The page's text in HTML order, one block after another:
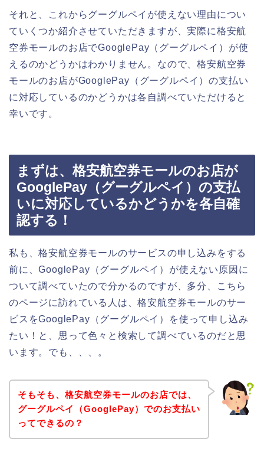
それと、これからグーグルペイが使えない理由につい
ていくつか紹介させていただきますが、実際に格安航
空券モールのお店でGooglePay（グーグルペイ）が使
えるのかどうかはわかりません。なので、格安航空券
モールのお店がGooglePay（グーグルペイ）の支払い
に対応しているのかどうかは各自調べていただけると
幸いです。
まずは、格安航空券モールのお店が
GooglePay（グーグルペイ）の支払
いに対応しているかどうかを各自確
認する！
私も、格安航空券モールのサービスの申し込みをする
前に、GooglePay（グーグルペイ）が使えない原因に
ついて調べていたので分かるのですが、多分、こちら
のページに訪れている人は、格安航空券モールのサー
ビスをGooglePay（グーグルペイ）を使って申し込み
たい！と、思って色々と検索して調べているのだと思
います。でも、、、。
そもそも、格安航空券モールのお店では、
グーグルペイ（GooglePay）でのお支払い
ってできるの？